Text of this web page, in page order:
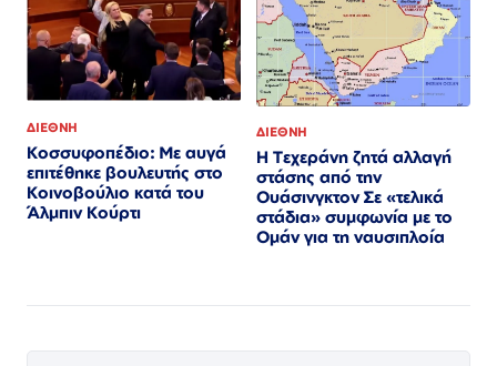
ΔΙΕΘΝΗ
Κοσσυφοπέδιο: Με αυγά
επιτέθηκε βουλευτής στο
Κοινοβούλιο κατά του
Άλμπιν Κούρτι
ΔΙΕΘΝΗ
Η Τεχεράνη ζητά αλλαγή
στάσης από την
Ουάσινγκτον Σε «τελικά
στάδια» συμφωνία με το
Ομάν για τη ναυσιπλοία